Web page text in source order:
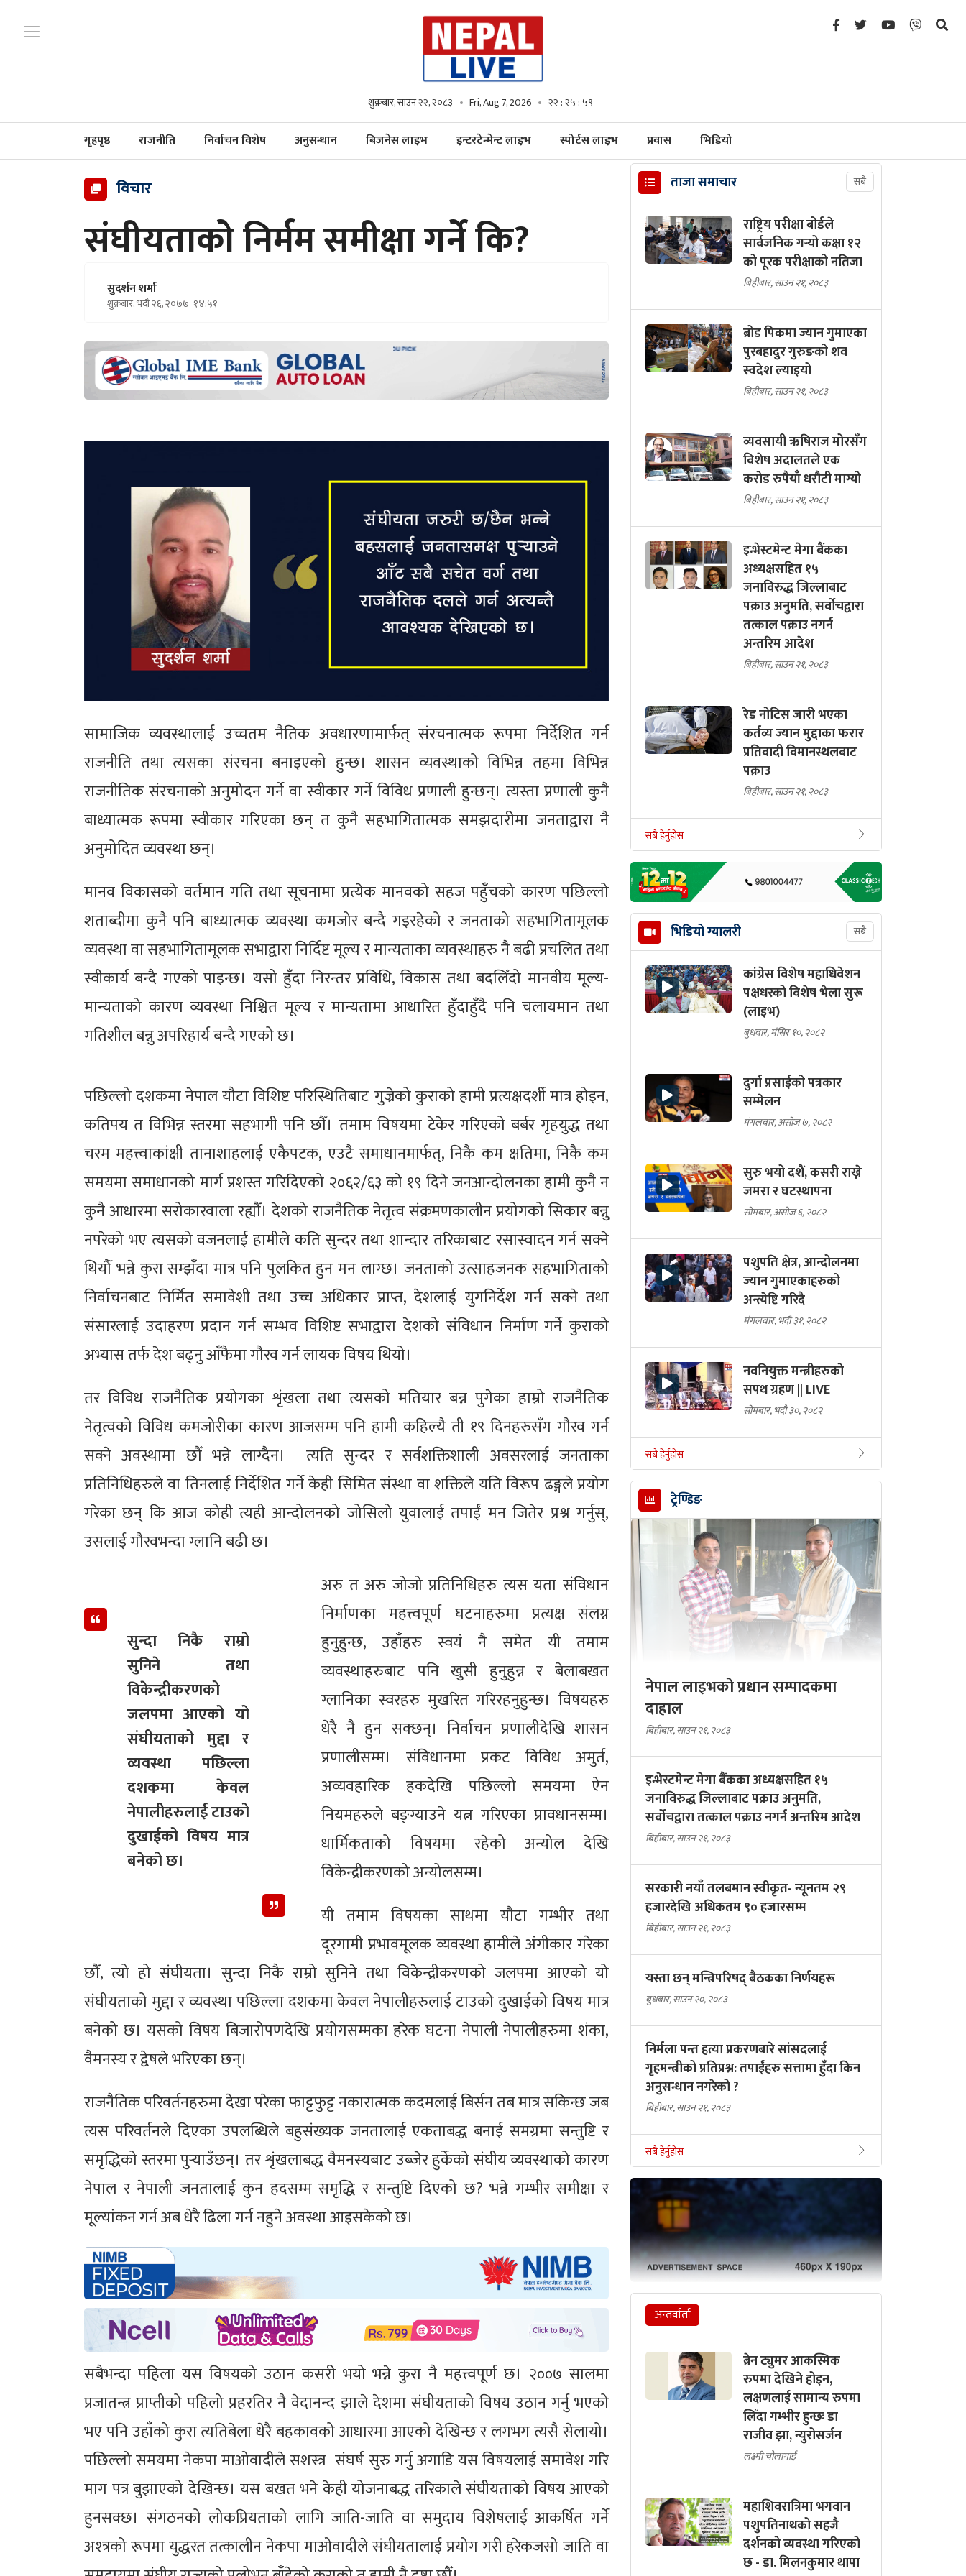
शुक्रबार, साउन २२, २०८३ Fri, Aug 7, 2026 २२ : २६ : ००
गृहपृष्ठ राजनीति निर्वाचन विशेष अनुसन्धान बिजनेस लाइभ इन्टरटेन्मेन्ट लाइभ स्पोर्टस लाइभ प्रवास भिडियो
विचार
संघीयताको निर्मम समीक्षा गर्ने कि?
सुदर्शन शर्मा
शुक्रबार, भदौ २६, २०७७ १४:५१
सामाजिक व्यवस्थालाई उच्चतम नैतिक अवधारणामार्फत् संरचनात्मक रूपमा निर्देशित गर्न
राजनीति तथा त्यसका संरचना बनाइएको हुन्छ। शासन व्यवस्थाको विभिन्न तहमा विभिन्न
राजनीतिक संरचनाको अनुमोदन गर्ने वा स्वीकार गर्ने विविध प्रणाली हुन्छन्। त्यस्ता प्रणाली कुनै
बाध्यात्मक रूपमा स्वीकार गरिएका छन् त कुनै सहभागितात्मक समझदारीमा जनताद्वारा नै
अनुमोदित व्यवस्था छन्।
मानव विकासको वर्तमान गति तथा सूचनामा प्रत्येक मानवको सहज पहुँचको कारण पछिल्लो
शताब्दीमा कुनै पनि बाध्यात्मक व्यवस्था कमजोर बन्दै गइरहेको र जनताको सहभागितामूलक
व्यवस्था वा सहभागितामूलक सभाद्वारा निर्दिष्ट मूल्य र मान्यताका व्यवस्थाहरु नै बढी प्रचलित तथा
स्वीकार्य बन्दै गएको पाइन्छ। यसो हुँदा निरन्तर प्रविधि, विकास तथा बदलिँदो मानवीय मूल्य-
मान्यताको कारण व्यवस्था निश्चित मूल्य र मान्यतामा आधारित हुँदाहुँदै पनि चलायमान तथा
गतिशील बन्नु अपरिहार्य बन्दै गएको छ।
पछिल्लो दशकमा नेपाल यौटा विशिष्ट परिस्थितिबाट गुज्रेको कुराको हामी प्रत्यक्षदर्शी मात्र होइन,
कतिपय त विभिन्न स्तरमा सहभागी पनि छौँ। तमाम विषयमा टेकेर गरिएको बर्बर गृहयुद्ध तथा
चरम महत्त्वाकांक्षी तानाशाहलाई एकैपटक, एउटै समाधानमार्फत्, निकै कम क्षतिमा, निकै कम
समयमा समाधानको मार्ग प्रशस्त गरिदिएको २०६२/६३ को १९ दिने जनआन्दोलनका हामी कुनै न
कुनै आधारमा सरोकारवाला रह्यौँ। देशको राजनैतिक नेतृत्व संक्रमणकालीन प्रयोगको सिकार बन्नु
नपरेको भए त्यसको वजनलाई हामीले कति सुन्दर तथा शान्दार तरिकाबाट रसास्वादन गर्न सक्ने
थियौँ भन्ने कुरा सम्झँदा मात्र पनि पुलकित हुन मन लाग्छ। जनताको उत्साहजनक सहभागिताको
निर्वाचनबाट निर्मित समावेशी तथा उच्च अधिकार प्राप्त, देशलाई युगनिर्देश गर्न सक्ने तथा
संसारलाई उदाहरण प्रदान गर्न सम्भव विशिष्ट सभाद्वारा देशको संविधान निर्माण गर्ने कुराको
अभ्यास तर्फ देश बढ्नु आँफैमा गौरव गर्न लायक विषय थियो।
तर विविध राजनैतिक प्रयोगका शृंखला तथा त्यसको मतियार बन्न पुगेका हाम्रो राजनैतिक
नेतृत्वको विविध कमजोरीका कारण आजसम्म पनि हामी कहिल्यै ती १९ दिनहरुसँग गौरव गर्न
सक्ने अवस्थामा छौँ भन्ने लाग्दैन। त्यति सुन्दर र सर्वशक्तिशाली अवसरलाई जनताका
प्रतिनिधिहरुले वा तिनलाई निर्देशित गर्ने केही सिमित संस्था वा शक्तिले यति विरूप ढङ्गले प्रयोग
गरेका छन् कि आज कोही त्यही आन्दोलनको जोसिलो युवालाई तपाईं मन जितेर प्रश्न गर्नुस्,
उसलाई गौरवभन्दा ग्लानि बढी छ।
सुन्दा निकै राम्रो
सुनिने तथा
विकेन्द्रीकरणको
जलपमा आएको यो
संघीयताको मुद्दा र
व्यवस्था पछिल्ला
दशकमा केवल
नेपालीहरुलाई टाउको
दुखाईको विषय मात्र
बनेको छ।
अरु त अरु जोजो प्रतिनिधिहरु त्यस यता संविधान
निर्माणका महत्त्वपूर्ण घटनाहरुमा प्रत्यक्ष संलग्न
हुनुहुन्छ, उहाँहरु स्वयं नै समेत यी तमाम
व्यवस्थाहरुबाट पनि खुसी हुनुहुन्न र बेलाबखत
ग्लानिका स्वरहरु मुखरित गरिरहनुहुन्छ। विषयहरु
धेरै नै हुन सक्छन्। निर्वाचन प्रणालीदेखि शासन
प्रणालीसम्म। संविधानमा प्रकट विविध अमुर्त,
अव्यवहारिक हकदेखि पछिल्लो समयमा ऐन
नियमहरुले बङ्ग्याउने यत्न गरिएका प्रावधानसम्म।
धार्मिकताको विषयमा रहेको अन्योल देखि
विकेन्द्रीकरणको अन्योलसम्म।
यी तमाम विषयका साथमा यौटा गम्भीर तथा
दूरगामी प्रभावमूलक व्यवस्था हामीले अंगीकार गरेका
छौँ, त्यो हो संघीयता। सुन्दा निकै राम्रो सुनिने तथा विकेन्द्रीकरणको जलपमा आएको यो
संघीयताको मुद्दा र व्यवस्था पछिल्ला दशकमा केवल नेपालीहरुलाई टाउको दुखाईको विषय मात्र
बनेको छ। यसको विषय बिजारोपणदेखि प्रयोगसम्मका हरेक घटना नेपाली नेपालीहरुमा शंका,
वैमनस्य र द्वेषले भरिएका छन्।
राजनैतिक परिवर्तनहरुमा देखा परेका फाट्टफुट्ट नकारात्मक कदमलाई बिर्सन तब मात्र सकिन्छ जब
त्यस परिवर्तनले दिएका उपलब्धिले बहुसंख्यक जनतालाई एकताबद्ध बनाई समग्रमा सन्तुष्टि र
समृद्धिको स्तरमा पुर्‍याउँछन्। तर शृंखलाबद्ध वैमनस्यबाट उब्जेर हुर्केको संघीय व्यवस्थाको कारण
नेपाल र नेपाली जनतालाई कुन हदसम्म समृद्धि र सन्तुष्टि दिएको छ? भन्ने गम्भीर समीक्षा र
मूल्यांकन गर्न अब धेरै ढिला गर्न नहुने अवस्था आइसकेको छ।
सबैभन्दा पहिला यस विषयको उठान कसरी भयो भन्ने कुरा नै महत्त्वपूर्ण छ। २००७ सालमा
प्रजातन्त्र प्राप्तीको पहिलो प्रहरतिर नै वेदानन्द झाले देशमा संघीयताको विषय उठान गर्नु भएको
भए पनि उहाँको कुरा त्यतिबेला धेरै बहकावको आधारमा आएको देखिन्छ र लगभग त्यसै सेलायो।
पछिल्लो समयमा नेकपा माओवादीले सशस्त्र संघर्ष सुरु गर्नु अगाडि यस विषयलाई समावेश गरि
माग पत्र बुझाएको देखिन्छ। यस बखत भने केही योजनाबद्ध तरिकाले संघीयताको विषय आएको
हुनसक्छ। संगठनको लोकप्रियताको लागि जाति-जाति वा समुदाय विशेषलाई आकर्षित गर्ने
अश्त्रको रूपमा युद्धरत तत्कालीन नेकपा माओवादीले संघीयतालाई प्रयोग गरी हरेकजसो जाति वा
ताजा समाचार सबै
राष्ट्रिय परीक्षा बोर्डले
सार्वजनिक गर्‍यो कक्षा १२
को पूरक परीक्षाको नतिजा
बिहीबार, साउन २१, २०८३
ब्रोड पिकमा ज्यान गुमाएका
पुरबहादुर गुरुङको शव
स्वदेश ल्याइयो
बिहीबार, साउन २१, २०८३
व्यवसायी ऋषिराज मोरसँग
विशेष अदालतले एक
करोड रुपैयाँ धरौटी माग्यो
बिहीबार, साउन २१, २०८३
इन्भेस्टमेन्ट मेगा बैंकका
अध्यक्षसहित १५
जनाविरुद्ध जिल्लाबाट
पक्राउ अनुमति, सर्वोचद्वारा
तत्काल पक्राउ नगर्न
अन्तरिम आदेश
बिहीबार, साउन २१, २०८३
रेड नोटिस जारी भएका
कर्तव्य ज्यान मुद्दाका फरार
प्रतिवादी विमानस्थलबाट
पक्राउ
बिहीबार, साउन २१, २०८३
सबै हेर्नुहोस
भिडियो ग्यालरी सबै
कांग्रेस विशेष महाधिवेशन
पक्षधरको विशेष भेला सुरू
(लाइभ)
बुधबार, मंसिर १०, २०८२
दुर्गा प्रसाईको पत्रकार
सम्मेलन
मंगलबार, असोज ७, २०८२
सुरु भयो दशैं, कसरी राख्ने
जमरा र घटस्थापना
सोमबार, असोज ६, २०८२
पशुपति क्षेत्र, आन्दोलनमा
ज्यान गुमाएकाहरुको
अन्त्येष्टि गरिदै
मंगलबार, भदौ ३१, २०८२
नवनियुक्त मन्त्रीहरुको
सपथ ग्रहण || LIVE
सोमबार, भदौ ३०, २०८२
सबै हेर्नुहोस
ट्रेण्डिङ
नेपाल लाइभको प्रधान सम्पादकमा
दाहाल
बिहीबार, साउन २१, २०८३
इन्भेस्टमेन्ट मेगा बैंकका अध्यक्षसहित १५
जनाविरुद्ध जिल्लाबाट पक्राउ अनुमति,
सर्वोचद्वारा तत्काल पक्राउ नगर्न अन्तरिम आदेश
बिहीबार, साउन २१, २०८३
सरकारी नयाँ तलबमान स्वीकृत- न्यूनतम २९
हजारदेखि अधिकतम ९० हजारसम्म
बिहीबार, साउन २१, २०८३
यस्ता छन् मन्त्रिपरिषद् बैठकका निर्णयहरू
बुधबार, साउन २०, २०८३
निर्मला पन्त हत्या प्रकरणबारे सांसदलाई
गृहमन्त्रीको प्रतिप्रश्न: तपाईंहरु सत्तामा हुँदा किन
अनुसन्धान नगरेको ?
बिहीबार, साउन २१, २०८३
सबै हेर्नुहोस
अन्तर्वार्ता
ब्रेन ट्युमर आकस्मिक
रुपमा देखिने होइन,
लक्षणलाई सामान्य रुपमा
लिँदा गम्भीर हुन्छः डा
राजीव झा, न्युरोसर्जन
लक्ष्मी चौलागाईं
महाशिवरात्रिमा भगवान
पशुपतिनाथको सहजै
दर्शनको व्यवस्था गरिएको
छ - डा. मिलनकुमार थापा